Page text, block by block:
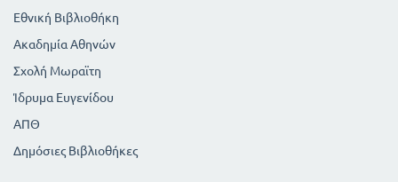
Εθνική Βιβλιοθήκη
Ακαδημία Αθηνών
Σχολή Μωραϊτη
Ίδρυμα Ευγενίδου
ΑΠΘ
Δημόσιες Βιβλιοθήκες